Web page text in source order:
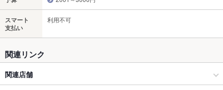
スマート
支払い
利用不可
関連リンク
関連店舗